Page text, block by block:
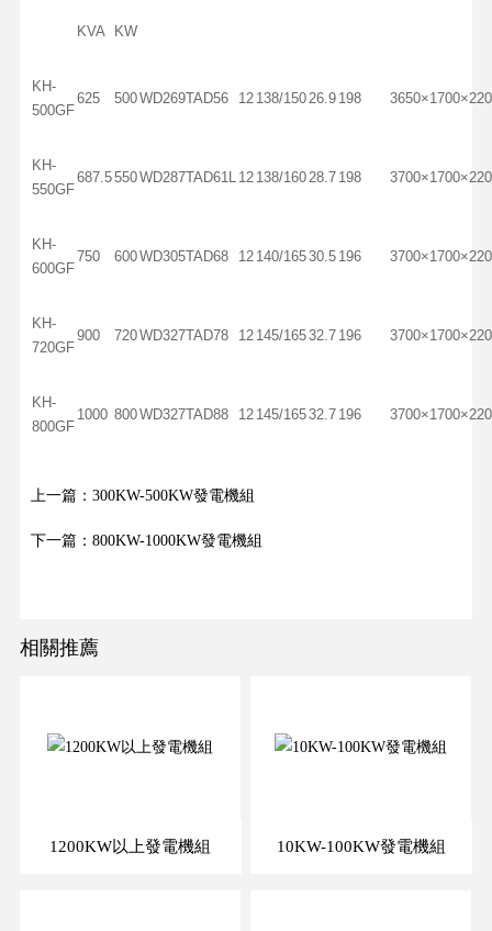
KVA KW
KH-
500GF
625 500WD269TAD56 12 138/15026.9 198
KH-
550GF
687.5550WD287TAD61L 12 138/16028.7 198
KH-
600GF
750 600WD305TAD68 12 140/16530.5 196
KH-
720GF
900 720WD327TAD78 12 145/16532.7 196
KH-
800GF
1000 800WD327TAD88 12 145/16532.7 196
上一篇：300KW-500KW發電機組
下一篇：800KW-1000KW發電機組
相關推薦
1200KW以上發電機組 10KW-100KW發電機組